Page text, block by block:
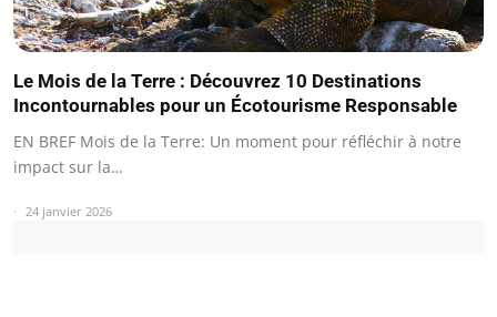
Le Mois de la Terre : Découvrez 10 Destinations
Incontournables pour un Écotourisme Responsable
EN BREF Mois de la Terre: Un moment pour réfléchir à notre
impact sur la…
24 janvier 2026